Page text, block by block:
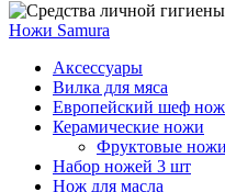
Ножи Samura
Аксессуары
Вилка для мяса
Европейский шеф нож
Керамические ножи
Фруктовые
Набор ножей 3 шт
Нож для масла